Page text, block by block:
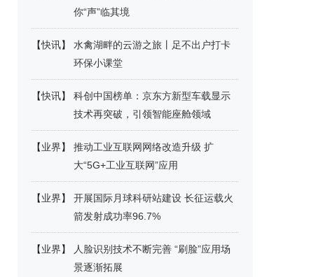
你“声”临其境
【快讯】
水禽湖畔的云游之旅丨足不出户打卡
环保小课堂
【快讯】
科创中国榜单：京东方新型车载显示
技术再突破，引领智能座舱领域
【业界】
推动工业互联网网络改造升级 扩
大“5G+工业互联网”应用
【业界】
开展国际月球科研站建设 长征运载火
箭发射成功率96.7%
【业界】
人脸识别技术不断完善 “刷脸”应用场
景逐渐拓展